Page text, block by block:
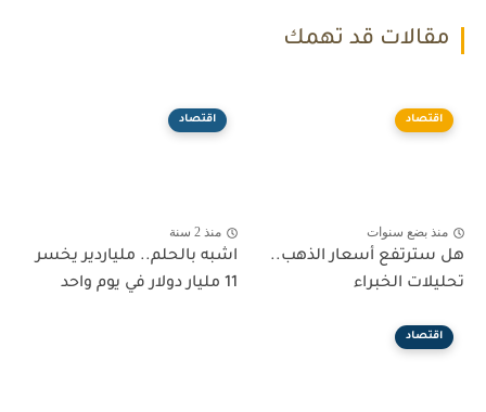
مقالات قد تهمك
اقتصاد
منذ بضع سنوات
هل سترتفع أسعار الذهب..
تحليلات الخبراء
اقتصاد
منذ 2 سنة
اشبه بالحلم.. ملياردير يخسر
11 مليار دولار في يوم واحد
اقتصاد